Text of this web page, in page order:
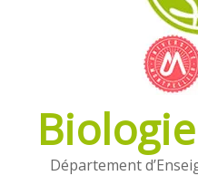
Département